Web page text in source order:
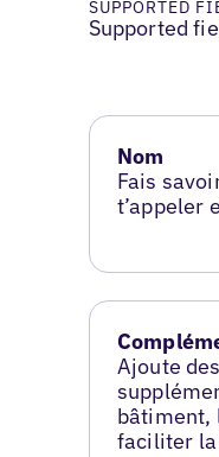
SUPPORTED
Supported
Nom
Fais
t’appeler
Ajoute
bâtiment,
faciliter